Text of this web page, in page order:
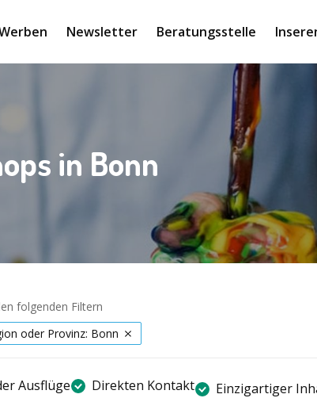
Newsletter Beratungsstelle
in Bonn
folgenden Filtern
oder Provinz: Bonn
Ausflüge Direkten Kontakt Einzigartiger